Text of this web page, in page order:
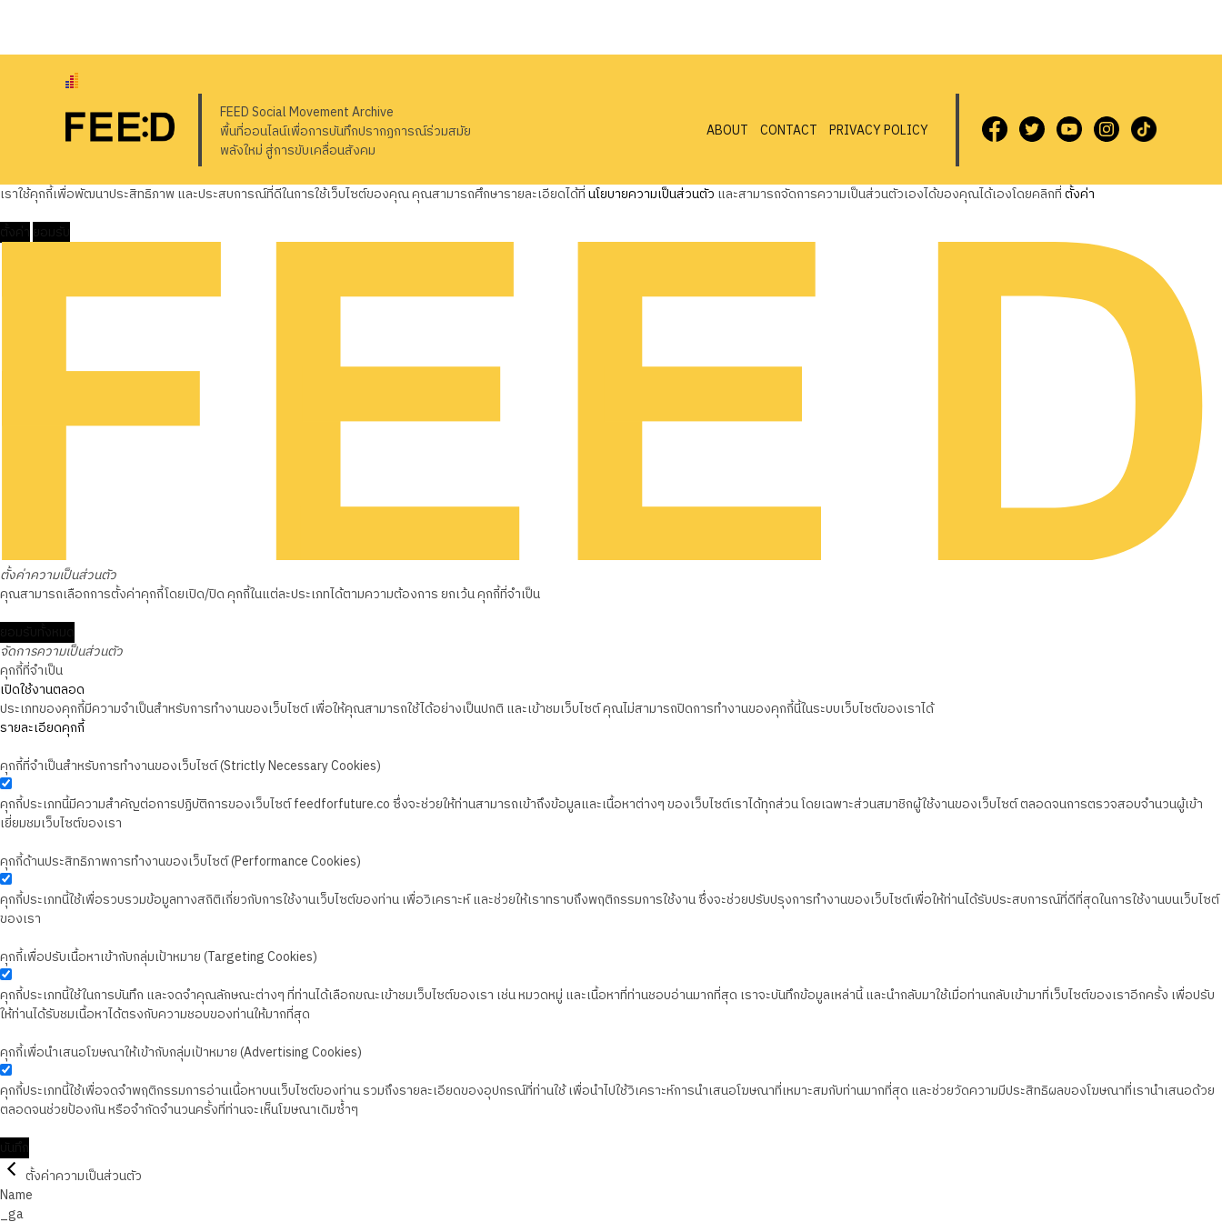
FEED Social Movement Archive
พื้นที่ออนไลน์เพื่อการบันทึกปรากฏการณ์ร่วมสมัย
พลังใหม่ สู่การขับเคลื่อนสังคม
ABOUT CONTACT PRIVACY POLICY
เราใช้คุกกี้เพื่อพัฒนาประสิทธิภาพ และประสบการณ์ที่ดีในการใช้เว็บไซต์ของคุณ คุณสามารถศึกษารายละเอียดได้ที่นโยบายความเป็นส่วนตัว และสามารถจัดการความเป็นส่วนตัวเองได้ของคุณได้เองโดยคลิกที่ตั้งค่า
ตั้งค่าความเป็นส่วนตัว
คุณสามารถเลือกการตั้งค่าคุกกี้โดยเปิด/ปิด คุกกี้ในแต่ละประเภทได้ตามความต้องการ ยกเว้น คุกกี้ที่จำเป็น
จัดการความเป็นส่วนตัว
คุกกี้ที่จำเป็น
เปิดใช้งานตลอด
ประเภทของคุกกี้มีความจำเป็นสำหรับการทำงานของเว็บไซต์ เพื่อให้คุณสามารถใช้ได้อย่างเป็นปกติ และเข้าชมเว็บไซต์ คุณไม่สามารถปิดการทำงานของคุกกี้นี้ในระบบเว็บไซต์ของเราได้
รายละเอียดคุกกี้
คุกกี้ที่จำเป็นสำหรับการทำงานของเว็บไซต์ (Strictly Necessary Cookies)
คุกกี้ประเภทนี้มีความสำคัญต่อการปฏิบัติการของเว็บไซต์ feedforfuture.co ซึ่งจะช่วยให้ท่านสามารถเข้าถึงข้อมูลและเนื้อหาต่างๆ ของเว็บไซต์เราได้ทุกส่วน โดยเฉพาะส่วนสมาชิกผู้ใช้งานของเว็บไซต์ ตลอดจนการตรวจสอบจำนวนผู้เข้า
เยี่ยมชมเว็บไซต์ของเรา
คุกกี้ด้านประสิทธิภาพการทำงานของเว็บไซต์ (Performance Cookies)
คุกกี้ประเภทนี้ใช้เพื่อรวบรวมข้อมูลทางสถิติเกี่ยวกับการใช้งานเว็บไซต์ของท่าน เพื่อวิเคราะห์ และช่วยให้เราทราบถึงพฤติกรรมการใช้งาน ซึ่งจะช่วยปรับปรุงการทำงานของเว็บไซต์เพื่อให้ท่านได้รับประสบการณ์ที่ดีที่สุดในการใช้งานบนเว็บไซต์
ของเรา
คุกกี้เพื่อปรับเนื้อหาเข้ากับกลุ่มเป้าหมาย (Targeting Cookies)
คุกกี้ประเภทนี้ใช้ในการบันทึก และจดจำคุณลักษณะต่างๆ ที่ท่านได้เลือกขณะเข้าชมเว็บไซต์ของเรา เช่น หมวดหมู่ และเนื้อหาที่ท่านชอบอ่านมากที่สุด เราจะบันทึกข้อมูลเหล่านี้ และนำกลับมาใช้เมื่อท่านกลับเข้ามาที่เว็บไซต์ของเราอีกครั้ง เพื่อปรับ
ให้ท่านได้รับชมเนื้อหาได้ตรงกับความชอบของท่านให้มากที่สุด
คุกกี้เพื่อนำเสนอโฆษณาให้เข้ากับกลุ่มเป้าหมาย (Advertising Cookies)
คุกกี้ประเภทนี้ใช้เพื่อจดจำพฤติกรรมการอ่านเนื้อหาบนเว็บไซต์ของท่าน รวมถึงรายละเอียดของอุปกรณ์ที่ท่านใช้ เพื่อนำไปใช้วิเคราะห์การนำเสนอโฆษณาที่เหมาะสมกับท่านมากที่สุด และช่วยวัดความมีประสิทธิผลของโฆษณาที่เรานำเสนอด้วย
ตลอดจนช่วยป้องกัน หรือจำกัดจำนวนครั้งที่ท่านจะเห็นโฆษณาเดิมซ้ำๆ
ตั้งค่าความเป็นส่วนตัว
Name
_ga